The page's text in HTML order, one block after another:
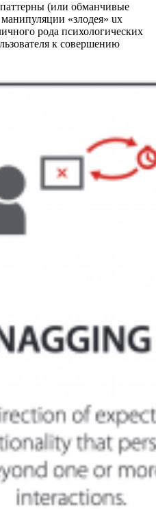
(или обманчивые
«злодея» ux
рода психологических
к совершению